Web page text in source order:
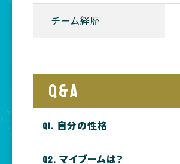
チーム経歴
Q&A
自分の性格
マイブームは？